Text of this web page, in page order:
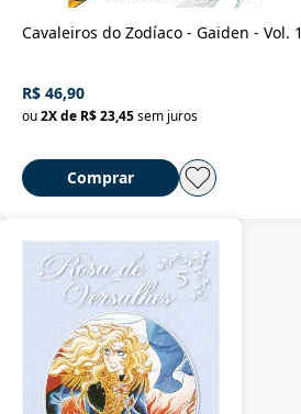
Cavaleiros do Zodíaco - Gaiden - Vol. 1
R$ 46,90
ou2X de R$ 23,45sem juros
Comprar